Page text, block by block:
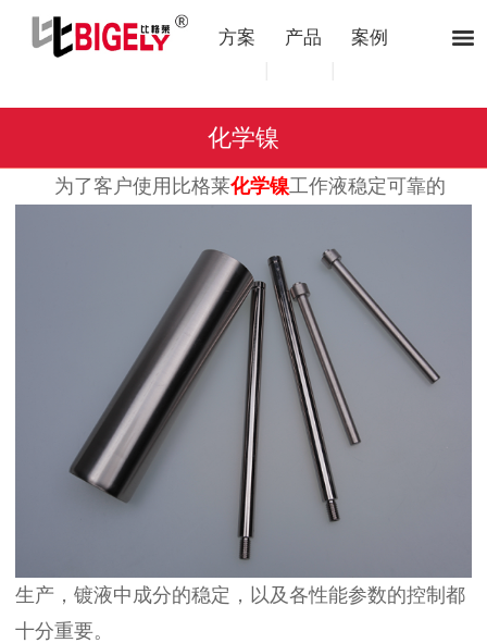
方案 产品 案例
化学镍
为了客户使用比格莱化学镍工作液稳定可靠的
生产，镀液中成分的稳定，以及各性能参数的控制都
十分重要。